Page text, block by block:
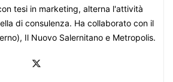
tesi in marketing, alterna l'attività
di consulenza. Ha collaborato con il
Il Nuovo Salernitano e Metropolis.